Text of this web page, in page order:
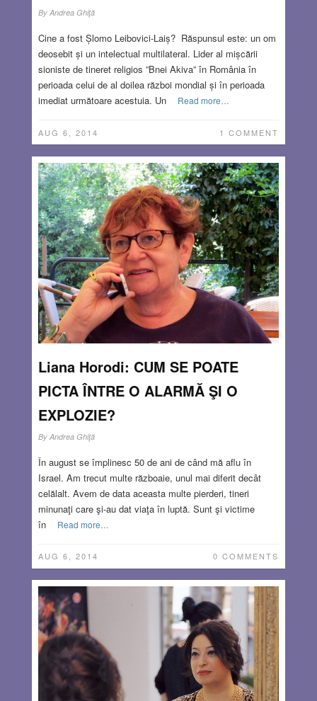
By Andrea Ghiţă
Cine a fost Șlomo Leibovici-Laiș? Răspunsul este: un om
deosebit și un intelectual multilateral. Lider al mișcării
sioniste de tineret religios ”Bnei Akiva” în România în
perioada celui de al doilea război mondial și în perioada
imediat următoare acestuia. Un
Read more…
AUG 6, 2014 1 COMMENT
Liana Horodi: CUM SE POATE
PICTA ÎNTRE O ALARMĂ ŞI O
EXPLOZIE?
By Andrea Ghiţă
În august se împlinesc 50 de ani de când mă aflu în
Israel. Am trecut multe războaie, unul mai diferit decât
celălalt. Avem de data aceasta multe pierderi, tineri
minunaţi care şi-au dat viaţa în luptă. Sunt şi victime
în
Read more…
AUG 6, 2014 0 COMMENTS